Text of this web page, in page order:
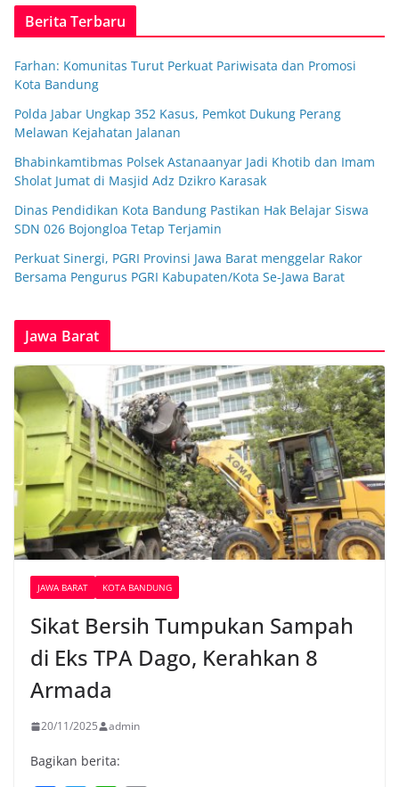
Berita Terbaru
Farhan: Komunitas Turut Perkuat Pariwisata dan Promosi
Kota Bandung
Polda Jabar Ungkap 352 Kasus, Pemkot Dukung Perang
Melawan Kejahatan Jalanan
Bhabinkamtibmas Polsek Astanaanyar Jadi Khotib dan Imam
Sholat Jumat di Masjid Adz Dzikro Karasak
Dinas Pendidikan Kota Bandung Pastikan Hak Belajar Siswa
SDN 026 Bojongloa Tetap Terjamin
Perkuat Sinergi, PGRI Provinsi Jawa Barat menggelar Rakor
Bersama Pengurus PGRI Kabupaten/Kota Se-Jawa Barat
Jawa Barat
JAWA BARAT KOTA BANDUNG
Sikat Bersih Tumpukan Sampah
di Eks TPA Dago, Kerahkan 8
Armada
20/11/2025 admin
Bagikan berita: